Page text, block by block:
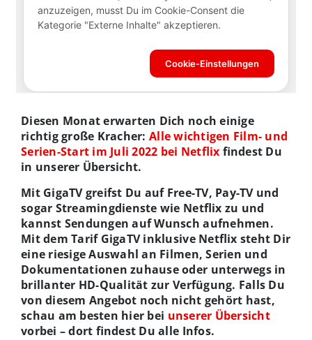
Diesen Monat erwarten Dich noch einige
richtig große Kracher: Alle wichtigen Film- und
Serien-Start im Juli 2022 bei Netflix findest Du
in unserer Übersicht.
Mit GigaTV greifst Du auf Free-TV, Pay-TV und
sogar Streamingdienste wie Netflix zu und
kannst Sendungen auf Wunsch aufnehmen.
Mit dem Tarif GigaTV inklusive Netflix steht Dir
eine riesige Auswahl an Filmen, Serien und
Dokumentationen zuhause oder unterwegs in
brillanter HD-Qualität zur Verfügung. Falls Du
von diesem Angebot noch nicht gehört hast,
schau am besten hier bei unserer Übersicht
vorbei – dort findest Du alle Infos.